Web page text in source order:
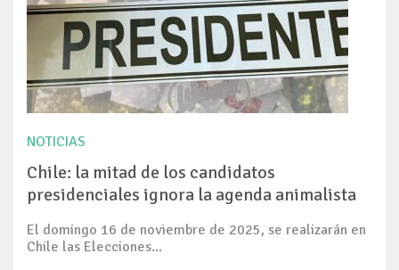
NOTICIAS
Chile: la mitad de los candidatos
presidenciales ignora la agenda animalista
El domingo 16 de noviembre de 2025, se realizarán en
Chile las Elecciones...